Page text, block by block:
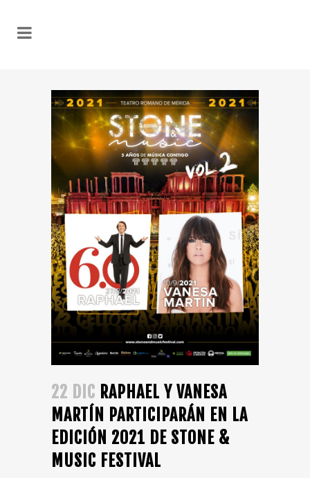
22 DIC RAPHAEL Y VANESA
MARTÍN PARTICIPARÁN EN LA
EDICIÓN 2021 DE STONE &
MUSIC FESTIVAL